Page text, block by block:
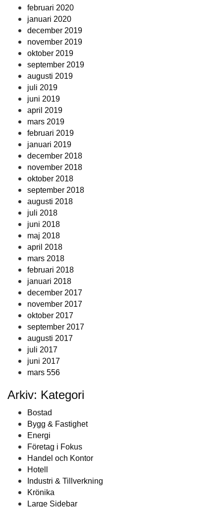
februari 2020
januari 2020
december 2019
november 2019
oktober 2019
september 2019
augusti 2019
juli 2019
juni 2019
april 2019
mars 2019
februari 2019
januari 2019
december 2018
november 2018
oktober 2018
september 2018
augusti 2018
juli 2018
juni 2018
maj 2018
april 2018
mars 2018
februari 2018
januari 2018
december 2017
november 2017
oktober 2017
september 2017
augusti 2017
juli 2017
juni 2017
mars 556
Arkiv: Kategori
Bostad
Bygg & Fastighet
Energi
Företag i Fokus
Handel och Kontor
Hotell
Industri & Tillverkning
Krönika
Large Sidebar